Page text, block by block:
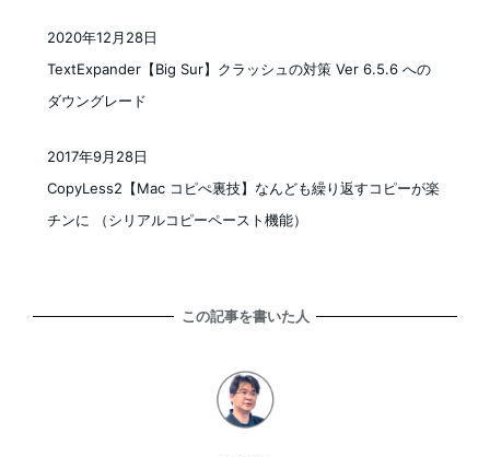
TextExpander【Big Sur】クラッシュの対策 Ver 6.5.6 への
ダウングレード
2020年12月28日
CopyLess2【Mac コピぺ裏技】なんども繰り返すコピーが楽
チンに （シリアルコピーペースト機能）
2017年9月28日
この記事を書いた人